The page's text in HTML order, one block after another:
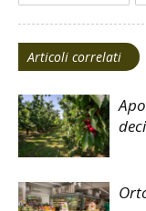
Articoli correlati